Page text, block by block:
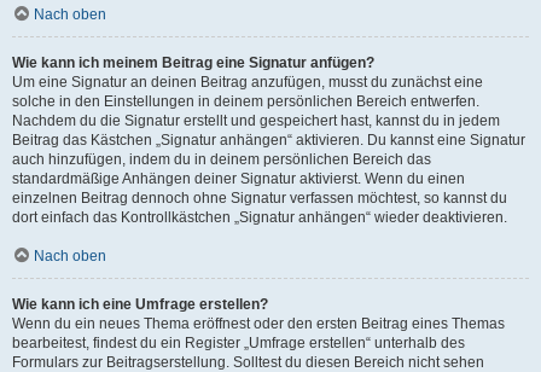
Nach oben
Wie kann ich meinem Beitrag eine Signatur anfügen?
Um eine Signatur an deinen Beitrag anzufügen, musst du zunächst eine
solche in den Einstellungen in deinem persönlichen Bereich entwerfen.
Nachdem du die Signatur erstellt und gespeichert hast, kannst du in jedem
Beitrag das Kästchen „Signatur anhängen“ aktivieren. Du kannst eine Signatur
auch hinzufügen, indem du in deinem persönlichen Bereich das
standardmäßige Anhängen deiner Signatur aktivierst. Wenn du einen
einzelnen Beitrag dennoch ohne Signatur verfassen möchtest, so kannst du
dort einfach das Kontrollkästchen „Signatur anhängen“ wieder deaktivieren.
Nach oben
Wie kann ich eine Umfrage erstellen?
Wenn du ein neues Thema eröffnest oder den ersten Beitrag eines Themas
bearbeitest, findest du ein Register „Umfrage erstellen“ unterhalb des
Formulars zur Beitragserstellung. Solltest du diesen Bereich nicht sehen